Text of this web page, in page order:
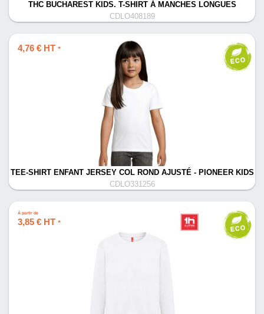
THC BUCHAREST KIDS. T-SHIRT À MANCHES LONGUES
CDLO408189
4,76 € HT *
TEE-SHIRT ENFANT JERSEY COL ROND AJUSTÉ - PIONEER KIDS
CDLO331256
À partir de
3,85 € HT *